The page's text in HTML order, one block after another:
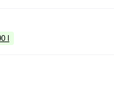
l